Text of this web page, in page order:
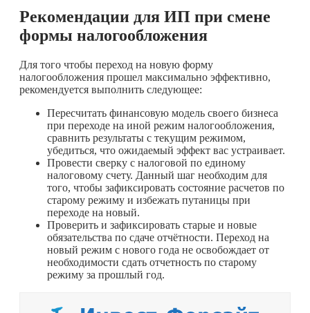
Рекомендации для ИП при смене
формы налогообложения
Для того чтобы переход на новую форму
налогообложения прошел максимально эффективно,
рекомендуется выполнить следующее:
Пересчитать финансовую модель своего бизнеса
при переходе на иной режим налогообложения,
сравнить результаты с текущим режимом,
убедиться, что ожидаемый эффект вас устраивает.
Провести сверку с налоговой по единому
налоговому счету. Данный шаг необходим для
того, чтобы зафиксировать состояние расчетов по
старому режиму и избежать путаницы при
переходе на новый.
Проверить и зафиксировать старые и новые
обязательства по сдаче отчётности. Переход на
новый режим с нового года не освобождает от
необходимости сдать отчетность по старому
режиму за прошлый год.